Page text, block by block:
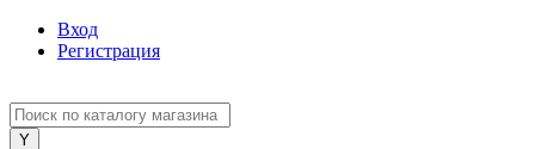
Вход
Регистрация